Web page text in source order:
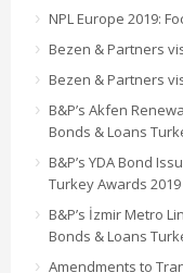
NPL Europe 2019:
Bezen & Partners
Bezen & Partners
B&P’s Akfen
Bonds & Loans
B&P’s YDA Bond
Turkey Awards 2019
B&P’s İzmir Metro
Bonds & Loans
Amendments to